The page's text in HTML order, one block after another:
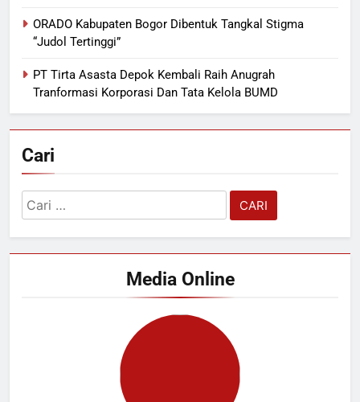
ORADO Kabupaten Bogor Dibentuk Tangkal Stigma
“Judol Tertinggi”
PT Tirta Asasta Depok Kembali Raih Anugrah
Tranformasi Korporasi Dan Tata Kelola BUMD
Cari
Cari
untuk:
Media Online